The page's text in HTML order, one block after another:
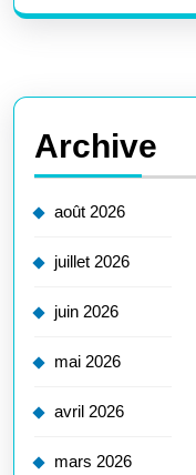
Archive
août 2026
juillet 2026
juin 2026
mai 2026
avril 2026
mars 2026